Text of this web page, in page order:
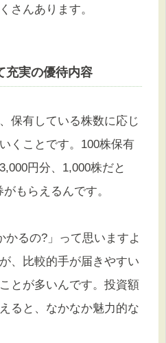
さんあります。
充実の優待内容
保有している株数に応じ
くことです。100株保有
円分、1,000株だと
もらえるんです。
かるの?」って思いますよ
、比較的手が届きやすい
とが多いんです。投資額
ると、なかなか魅力的な